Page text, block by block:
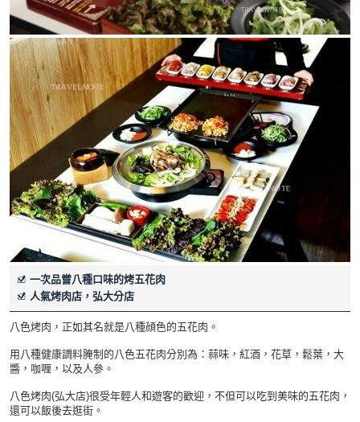
一次品嘗八種口味的烤五花肉
人氣烤肉店，弘大分店
八色烤肉，正如其名就是八種顔色的五花肉。
用八種健康調料腌制的八色五花肉分別為：蒜味，紅酒，花草，鬆葉，大
醬，咖喱，以及人參。
八色烤肉(弘大店)很受年輕人和遊客的歡迎，不但可以吃到美味的五花肉，
還可以飯後去逛街。